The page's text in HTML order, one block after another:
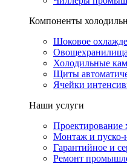
Компоненты
Шоковое
Овощехранилища
Холодильные
Щиты
Ячейки
Наши услуги
Проектирование
Монтаж и пуско-
Гарантийное и
Ремонт